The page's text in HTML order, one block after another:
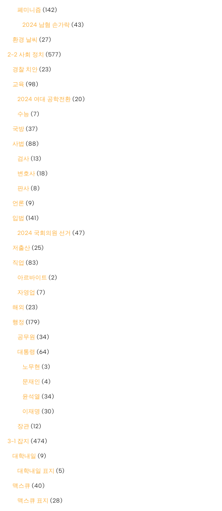
폐미니즘 (142)
2024 남혐 손가락 (43)
환경 날씨 (27)
2-2 사회 정치 (577)
경찰 치안 (23)
교육 (98)
2024 여대 공학전환 (20)
수능 (7)
국방 (37)
사법 (88)
검사 (13)
변호사 (18)
판사 (8)
언론 (9)
입법 (141)
2024 국회의원 선거 (47)
저출산 (25)
직업 (83)
아르바이트 (2)
자영업 (7)
해외 (23)
행정 (179)
공무원 (34)
대통령 (64)
노무현 (3)
문재인 (4)
윤석열 (34)
이재명 (30)
장관 (12)
3-1 잡지 (474)
대학내일 (9)
대학내일 표지 (5)
맥스큐 (40)
맥스큐 표지 (28)